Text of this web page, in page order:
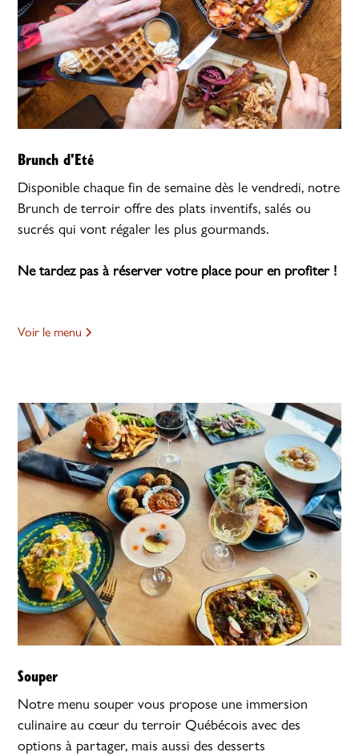
Brunch d'Eté
Disponible chaque fin de semaine dès le vendredi, notre
Brunch de terroir offre des plats inventifs, salés ou
sucrés qui vont régaler les plus gourmands.
Ne tardez pas à réserver votre place pour en profiter !
Voir le menu
Souper
Notre menu souper vous propose une immersion
culinaire au cœur du terroir Québécois avec des
options à partager, mais aussi des desserts